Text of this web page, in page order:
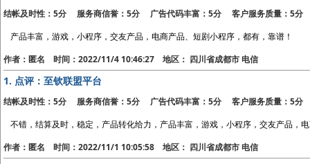
结帐及时性：5分 服务商信誉：5分 广告代码丰富：5分 客户服务质量：5分
产品丰富，游戏，小程序，交友产品，电商产品、短剧小程序，都有，靠谱！
作者：匿名 时间：2022/11/4 10:46:27 地区： 四川省成都市 电信
1. 点评：至钦联盟平台
结帐及时性：5分 服务商信誉：5分 广告代码丰富：5分 客户服务质量：5分
不错，结算及时，稳定，产品转化给力，产品丰富，游戏，小程序，交友产品，
作者：匿名 时间：2022/11/1 10:05:58 地区： 四川省成都市 电信